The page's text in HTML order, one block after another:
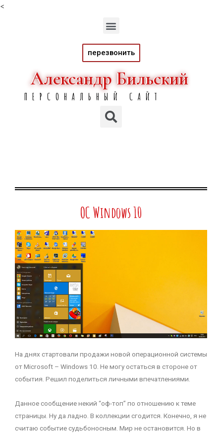
<
перезвонить
Александр Бильский
Александр Бильский
ПЕРСОНАЛЬНЫЙ САЙТ
ОС Windows 10
На днях стартовали продажи новой операционной системы
от Microsoft – Windows 10. Не могу остаться в стороне от
события. Решил поделиться личными впечатлениями.
Данное сообщение некий “оф-топ” по отношению к теме
страницы. Ну да ладно. В коллекции сгодится. Конечно, я не
считаю событие судьбоносным. Мир не остановится. Но в